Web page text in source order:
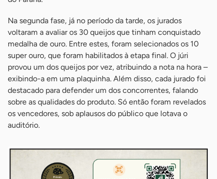
Na segunda fase, já no período da tarde, os jurados
voltaram a avaliar os 30 queijos que tinham conquistado
medalha de ouro. Entre estes, foram selecionados os 10
super ouro, que foram habilitados à etapa final. O júri
provou um dos queijos por vez, atribuindo a nota na hora –
exibindo-a em uma plaquinha. Além disso, cada jurado foi
destacado para defender um dos concorrentes, falando
sobre as qualidades do produto. Só então foram revelados
os vencedores, sob aplausos do público que lotava o
auditório.